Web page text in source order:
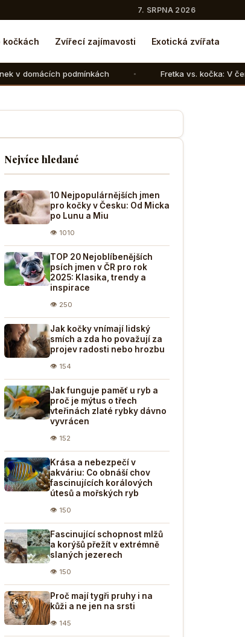
7. SRPNA 2026
kočkách Zvířecí zajímavosti Exotická zvířata
Fretka vs. kočka: V čem se liší chov
Nejvíce hledané
10 Nejpopulárnějších jmen
pro kočky v Česku: Od Micka
po Lunu a Miu
👁 1010
TOP 20 Nejoblíbenějších
psích jmen v ČR pro rok
2025: Klasika, trendy a
inspirace
👁 250
Jak kočky vnímají lidský
smích a zda ho považují za
projev radosti nebo hrozbu
👁 154
Jak funguje paměť u ryb a
proč je mýtus o třech
vteřinách zlaté rybky dávno
vyvrácen
👁 152
Krása a nebezpečí v
akváriu: Co obnáší chov
fascinujících korálových
útesů a mořských ryb
👁 150
Fascinující schopnost mlžů
a korýšů přežít v extrémně
slaných jezerech
👁 150
Proč mají tygři pruhy i na
kůži a ne jen na srsti
👁 145